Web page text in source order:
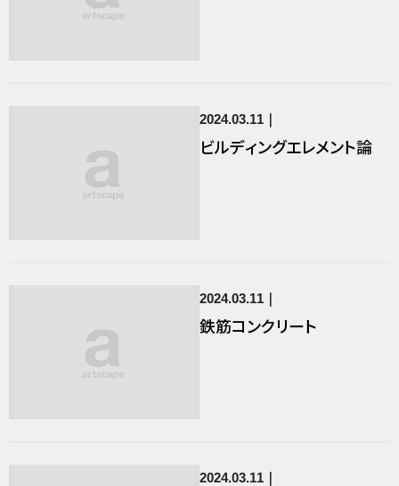
2024.03.11
ビルディングエレメント論
2024.03.11
鉄筋コンクリート
2024.03.11